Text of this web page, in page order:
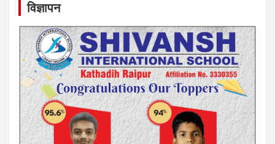
विज्ञापन